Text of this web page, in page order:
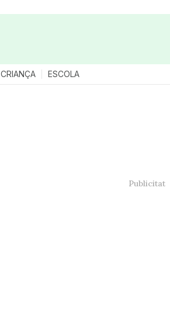
CRIANÇA ESCOLA